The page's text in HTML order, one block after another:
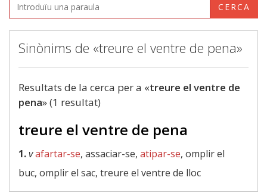
CERCA
Sinònims de «treure el ventre de pena»
Resultats de la cerca per a «treure el ventre de
pena» (1 resultat)
treure el ventre de pena
1.vafartar-se, assaciar-se, atipar-se, omplir el
buc, omplir el sac, treure el ventre de lloc